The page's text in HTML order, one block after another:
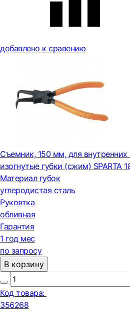
добавлено к сравению
Съемник, 150 мм, для
изогнутые губки (сжим) SPARTA
Материал губок
углеродистая сталь
Рукоятка
обливная
Гарантия
1 год мес
по запросу
В корзину
Код товара:
356268